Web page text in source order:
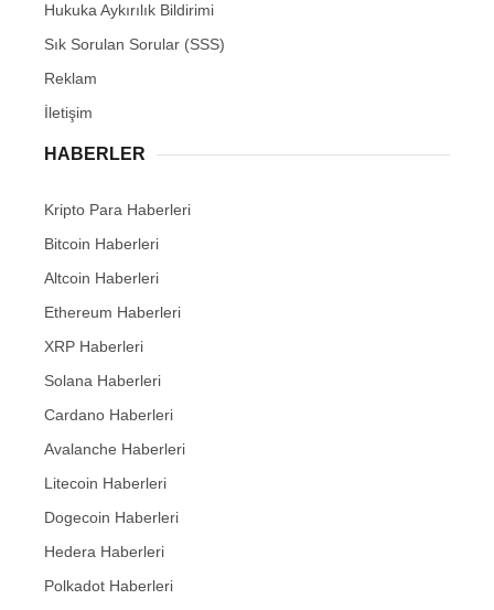
Hukuka Aykırılık Bildirimi
Sık Sorulan Sorular (SSS)
Reklam
İletişim
HABERLER
Kripto Para Haberleri
Bitcoin Haberleri
Altcoin Haberleri
Ethereum Haberleri
XRP Haberleri
Solana Haberleri
Cardano Haberleri
Avalanche Haberleri
Litecoin Haberleri
Dogecoin Haberleri
Hedera Haberleri
Polkadot Haberleri